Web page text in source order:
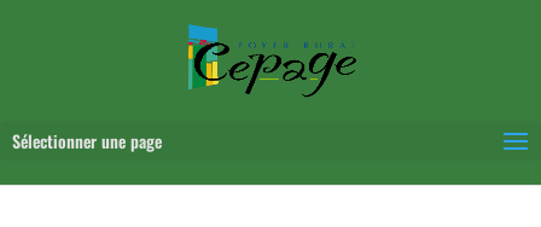
Sélectionner une page